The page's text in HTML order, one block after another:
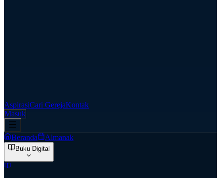
AspirasiCari GerejaKontak
Masuk
Beranda Almanak
Buku Digital